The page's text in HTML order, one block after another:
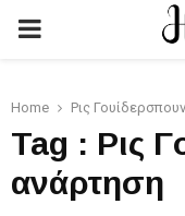
PRIMARY
Home Ρις
Tag : Ρις
ανάρτηση